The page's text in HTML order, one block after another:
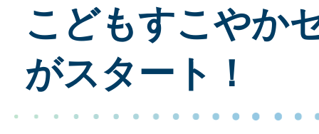
こどもすこやか
がスタート！